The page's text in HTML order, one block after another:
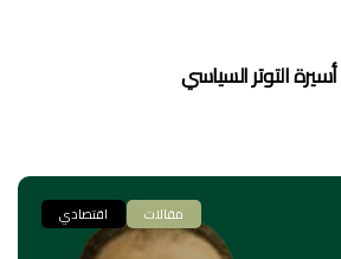
التوتر السياسي
اقتصادي مقالات